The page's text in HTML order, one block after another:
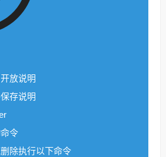
放说明
存说明
令
除执行以下命令